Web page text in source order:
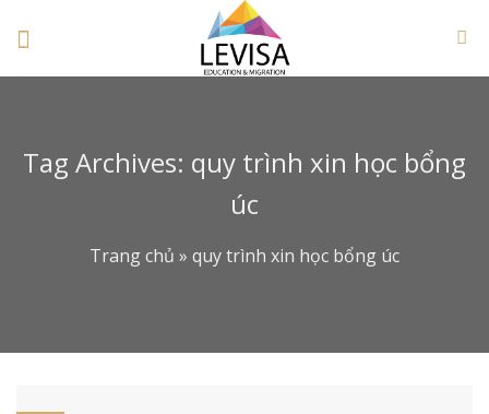
Tag Archives: quy trình xin học bổng
úc
Trang chủ » quy trình xin học bổng úc